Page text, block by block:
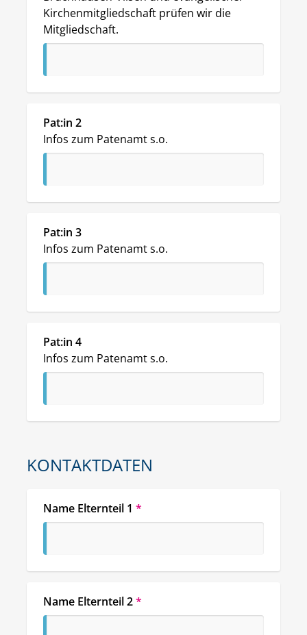
Kirchenmitgliedschaft prüfen wir die
Mitgliedschaft.
Pat:in 2
Infos zum Patenamt s.o.
Pat:in 3
Infos zum Patenamt s.o.
Pat:in 4
Infos zum Patenamt s.o.
KONTAKTDATEN
Name Elternteil 1 *
Name Elternteil 2*